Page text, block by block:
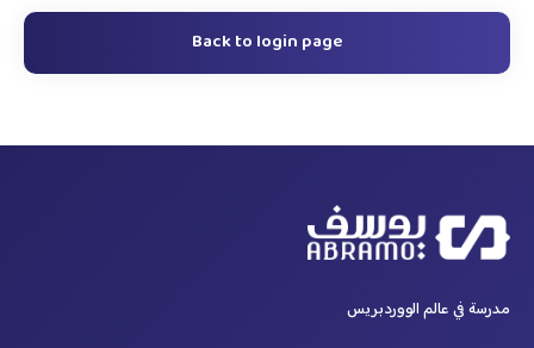
Back to login page
مدرسة في عالم الووردبريس